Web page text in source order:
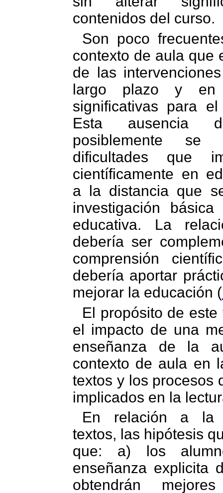
contenidos del curso.
Son poco
contexto de aula que
de las
largo plazo y en
significativas para
Esta ausencia
posiblemente
dificultades que
científicamente en
a la distancia que
investigación
educativa. La
debería ser
comprensión
debería aportar
mejorar la educación (
El propósito de
el impacto de una
enseñanza de la
contexto de aula en
textos y los procesos
implicados en la
En relación a la
textos, las hipótesis
que: a) los
enseñanza explicita
obtendrán